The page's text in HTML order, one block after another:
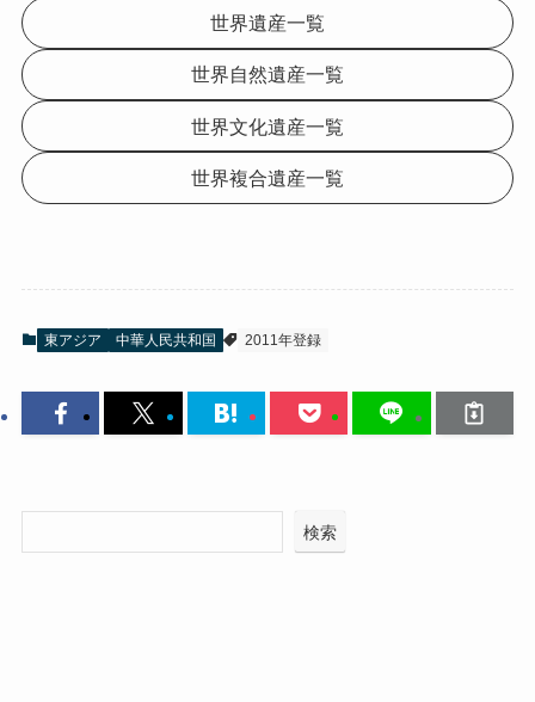
世界遺産一覧
世界自然遺産一覧
世界文化遺産一覧
世界複合遺産一覧
東アジア 中華人民共和国 2011年登録
検索